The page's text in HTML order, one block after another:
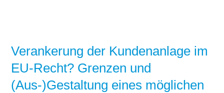
Verankerung der Kundenanlage im
EU-Recht? Grenzen und
(Aus-)Gestaltung eines möglichen